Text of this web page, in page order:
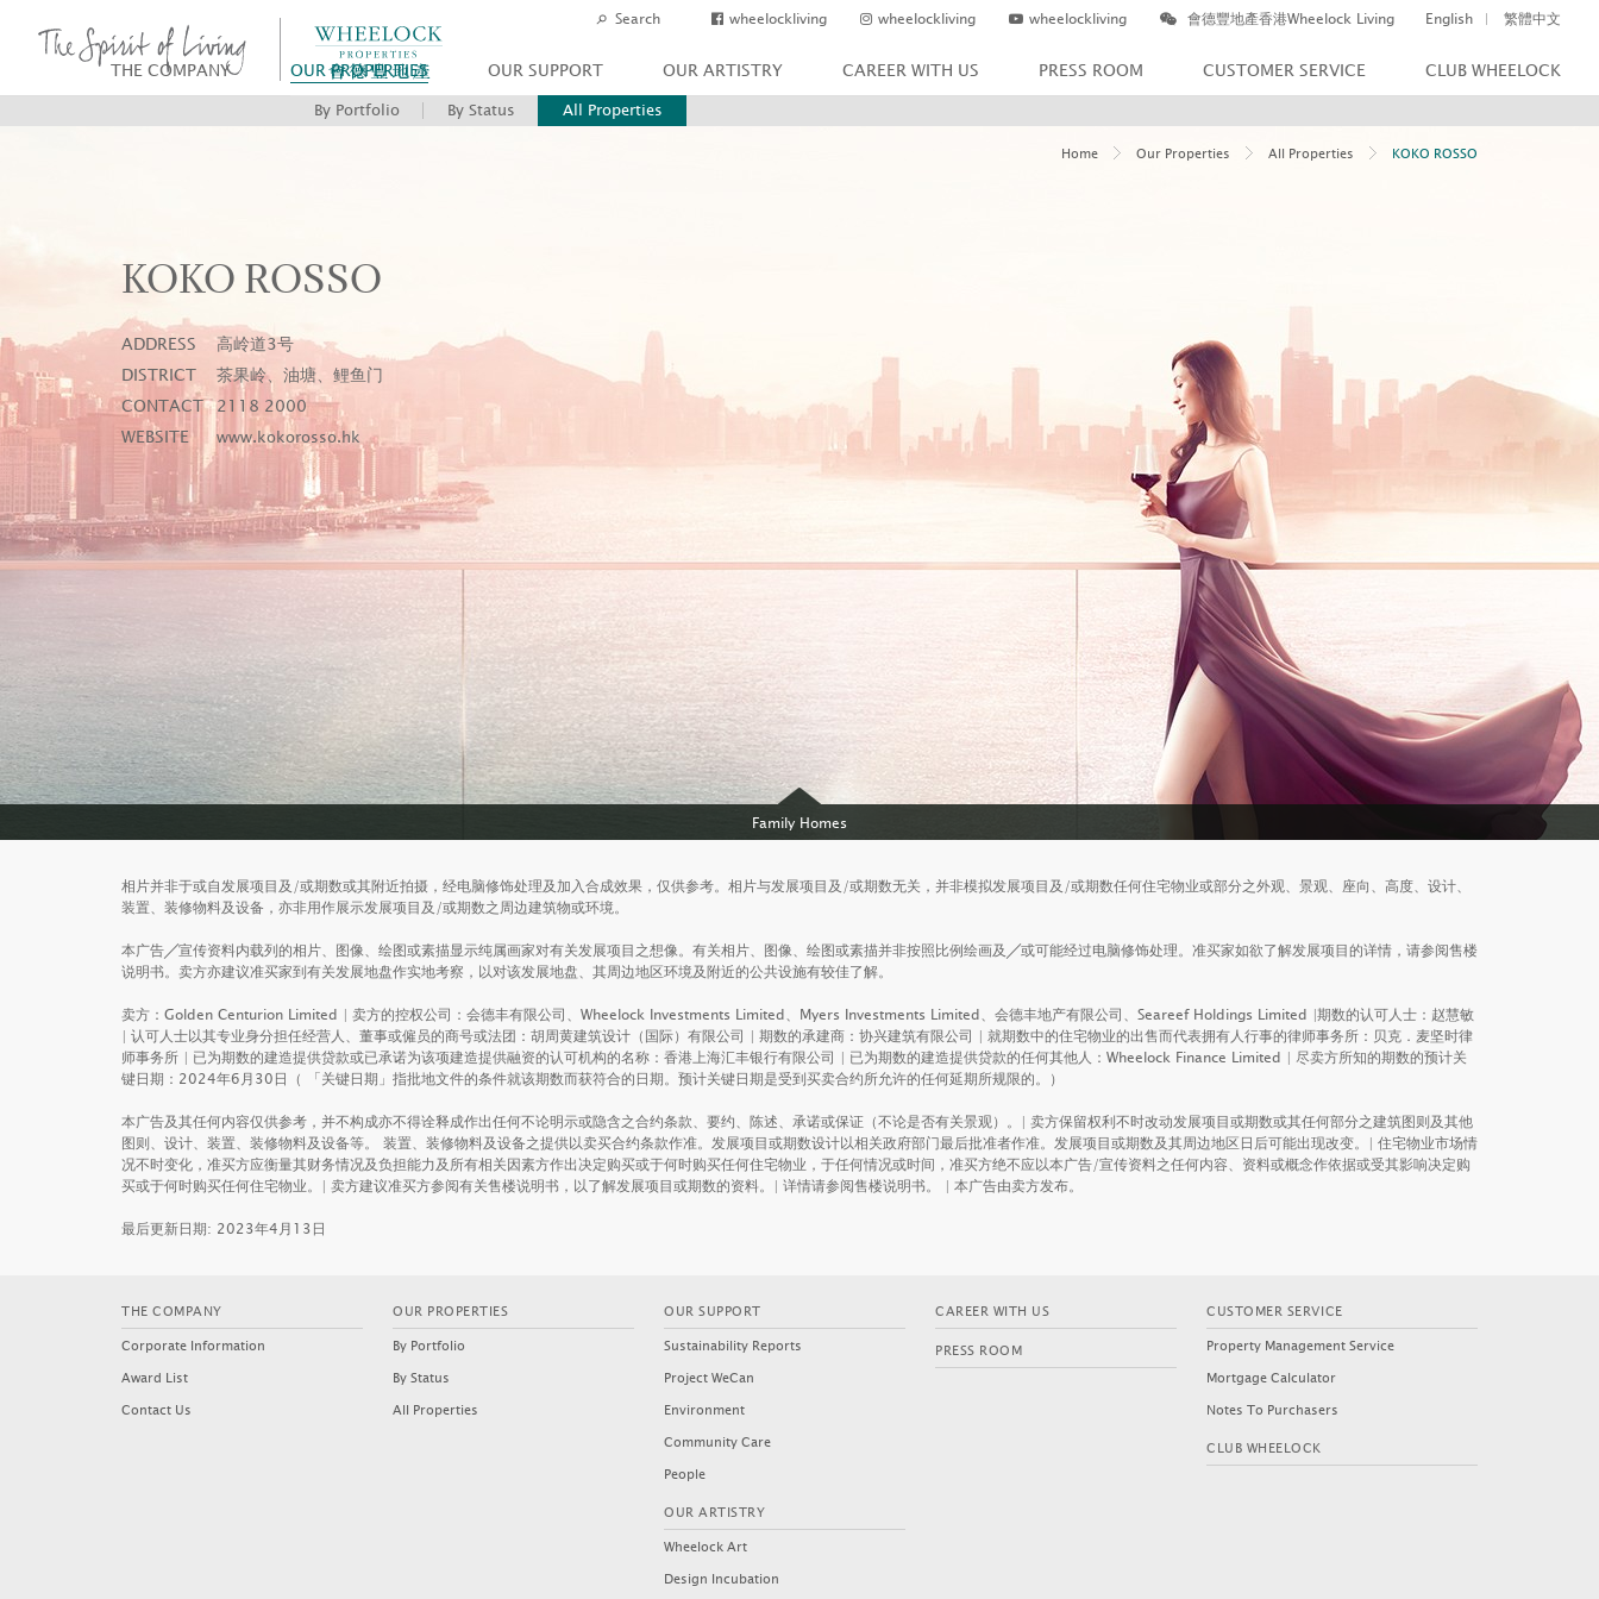
wheelockliving wheelockliving wheelockliving 會德豐地產香港Wheelock Living English 繁體中文
THE COMPANY OUR PROPERTIES
By Portfolio By Status All Properties
OUR SUPPORT OUR ARTISTRY CAREER WITH US PRESS ROOM CUSTOMER SERVICE CLUB WHEELOCK
Home Our Properties All Properties KOKO ROSSO
KOKO ROSSO
ADDRESS
高岭道3号
DISTRICT
茶果岭、油塘、鲤鱼门
CONTACT 2118 2000
WEBSITE
www.kokorosso.hk
Family Homes
FAMILY HOMES
Only in the warmth of family can one define what is truly valuable.
DEEP WATER SOUTH DEEP WATER SOUTH
(PHASE 6A - MONT BLUE)
相片并非于或自发展项目及/或期数或其附近拍摄，经电脑修饰处理及加入合成效果，仅供参考。相片与发展项目及/或期数无关，并非模拟发展项目及/或期数任何住宅物业或部分之外观、景观、座向、高度、设计、
装置、装修物料及设备，亦非用作展示发展项目及/或期数之周边建筑物或环境。
本广告╱宣传资料内载列的相片、图像、绘图或素描显示纯属画家对有关发展项目之想像。有关相片、图像、绘图或素描并非按照比例绘画及╱或可能经过电脑修饰处理。准买家如欲了解发展项目的详情，请参阅售楼
说明书。卖方亦建议准买家到有关发展地盘作实地考察，以对该发展地盘、其周边地区环境及附近的公共设施有较佳了解。
卖方：Golden Centurion Limited | 卖方的控权公司：会德丰有限公司、Wheelock Investments Limited、Myers Investments Limited、会德丰地产有限公司、Seareef Holdings Limited |期数的认可人士：赵慧敏
| 认可人士以其专业身分担任经营人、董事或僱员的商号或法团：胡周黄建筑设计（国际）有限公司 | 期数的承建商：协兴建筑有限公司 | 就期数中的住宅物业的出售而代表拥有人行事的律师事务所：贝克．麦坚时律
师事务所 | 已为期数的建造提供贷款或已承诺为该项建造提供融资的认可机构的名称：香港上海汇丰银行有限公司 | 已为期数的建造提供贷款的任何其他人：Wheelock Finance Limited | 尽卖方所知的期数的预计关
键日期：2024年6月30日（ 「关键日期」指批地文件的条件就该期数而获符合的日期。预计关键日期是受到买卖合约所允许的任何延期所规限的。）
本广告及其任何内容仅供参考，并不构成亦不得诠释成作出任何不论明示或隐含之合约条款、要约、陈述、承诺或保证（不论是否有关景观）。| 卖方保留权利不时改动发展项目或期数或其任何部分之建筑图则及其他
图则、设计、装置、装修物料及设备等。 装置、装修物料及设备之提供以卖买合约条款作准。发展项目或期数设计以相关政府部门最后批准者作准。发展项目或期数及其周边地区日后可能出现改变。| 住宅物业市场情
况不时变化，准买方应衡量其财务情况及负担能力及所有相关因素方作出决定购买或于何时购买任何住宅物业，于任何情况或时间，准买方绝不应以本广告/宣传资料之任何内容、资料或概念作依据或受其影响决定购
买或于何时购买任何住宅物业。| 卖方建议准买方参阅有关售楼说明书，以了解发展项目或期数的资料。| 详情请参阅售楼说明书。 | 本广告由卖方发布。
最后更新日期: 2023年4月13日
THE COMPANY
Corporate Information
Award List
Contact Us
OUR PROPERTIES
By Portfolio
By Status
All Properties
OUR SUPPORT
Sustainability Reports
Project WeCan
Environment
Community Care
People
OUR ARTISTRY
Wheelock Art
Design Incubation
CAREER WITH US
PRESS ROOM
CUSTOMER SERVICE
Property Management Service
Mortgage Calculator
Notes To Purchasers
CLUB WHEELOCK